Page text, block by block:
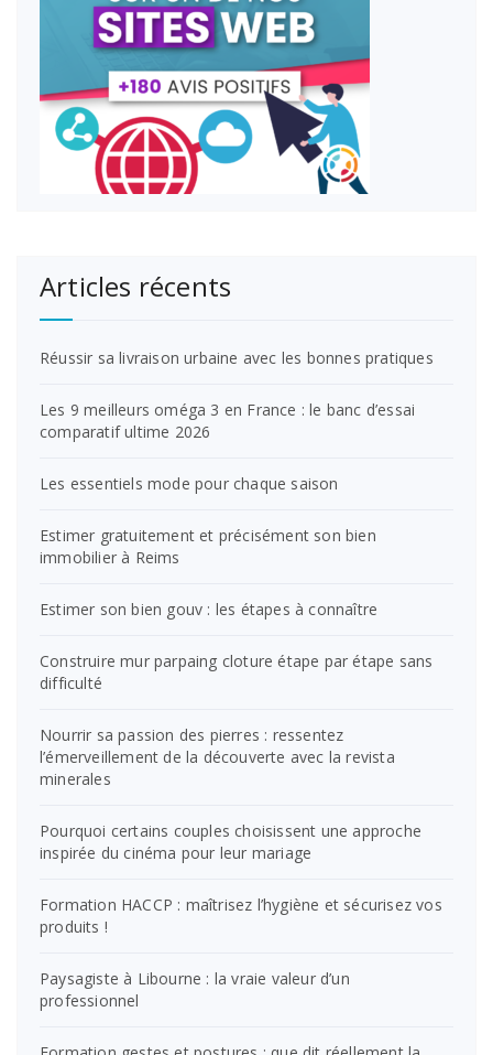
Articles récents
Réussir sa livraison urbaine avec les bonnes pratiques
Les 9 meilleurs oméga 3 en France : le banc d’essai
comparatif ultime 2026
Les essentiels mode pour chaque saison
Estimer gratuitement et précisément son bien
immobilier à Reims
Estimer son bien gouv : les étapes à connaître
Construire mur parpaing cloture étape par étape sans
difficulté
Nourrir sa passion des pierres : ressentez
l’émerveillement de la découverte avec la revista
minerales
Pourquoi certains couples choisissent une approche
inspirée du cinéma pour leur mariage
Formation HACCP : maîtrisez l’hygiène et sécurisez vos
produits !
Paysagiste à Libourne : la vraie valeur d’un
professionnel